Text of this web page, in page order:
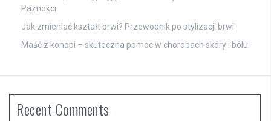
Paznokci
Jak zmieniać kształt brwi? Przewodnik po stylizacji brwi
Maść z konopi – skuteczna pomoc w chorobach skóry i bólu
Recent Comments